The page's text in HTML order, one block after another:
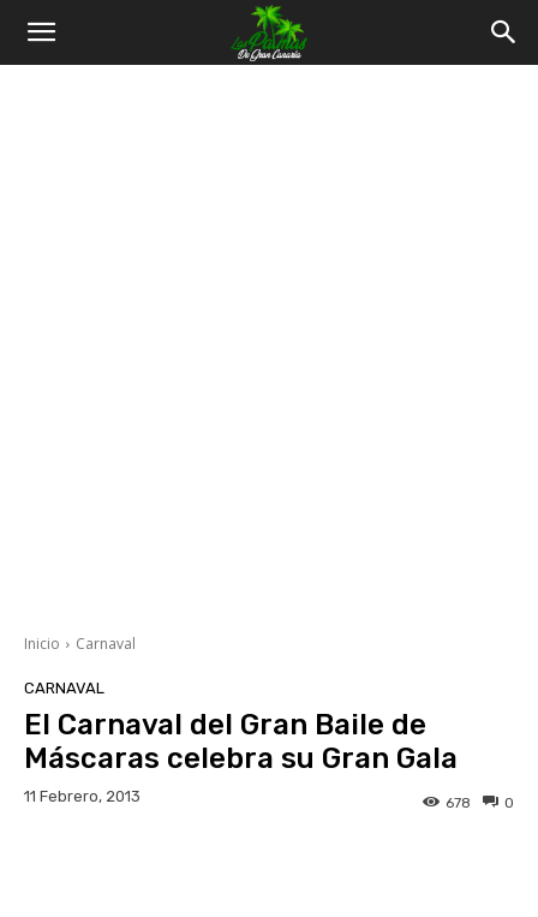
Inicio Carnaval
CARNAVAL
El Carnaval del Gran Baile de
Máscaras celebra su Gran Gala
11 Febrero, 2013 0
678